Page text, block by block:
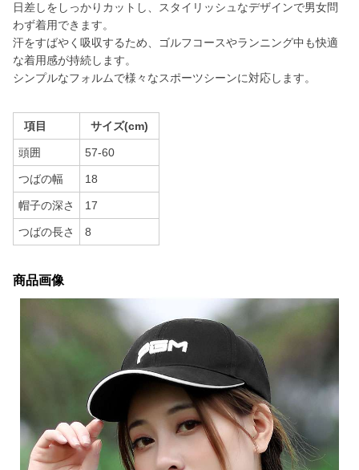
日差しをしっかりカットし、スタイリッシュなデザインで男女問
わず着用できます。
汗をすばやく吸収するため、ゴルフコースやランニング中も快適
な着用感が持続します。
シンプルなフォルムで様々なスポーツシーンに対応します。
項目 サイズ(cm)
頭囲 57-60
つばの幅 18
帽子の深さ 17
つばの長さ 8
商品画像